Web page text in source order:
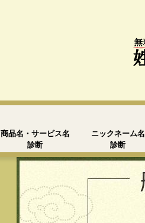
商品名・サービス名
診断
ニックネーム名
診断